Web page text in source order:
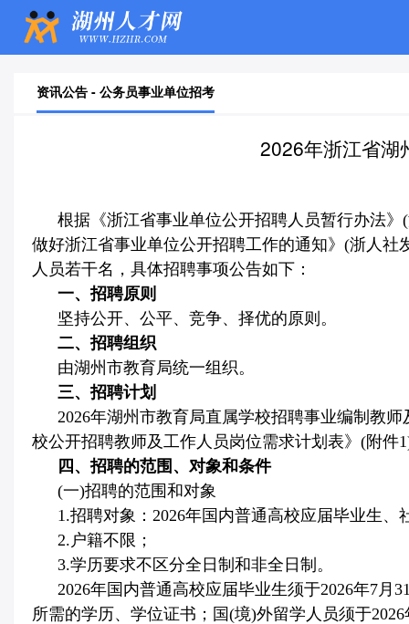
资讯公告 - 公务员事业单位招考
2026年浙江省湖
根据《浙江省事业单位公开招聘人员暂行办法》 (
做好浙江省事业单位公开招聘工作的通知》 (浙人社
人员若干名，具体招聘事项公告如下：
一、招聘原则
坚持公开、公平、竞争、择优的原则。
二、招聘组织
由湖州市教育局统一组织。
三、招聘计划
2026年湖州市教育局直属学校招聘事业编制教师
校公开招聘教师及工作人员岗位需求计划表》 (附件
四、招聘的范围、对象和条件
(一)招聘的范围和对象
1.招聘对象： 2026年国内普通高校应届毕业生、
2. 户籍不限；
3.学历要求不区分全日制和非全日制。
2026年国内普通高校应届毕业生须于2026年7月
所需的学历、学位证书；国(境)外留学人员须于2026